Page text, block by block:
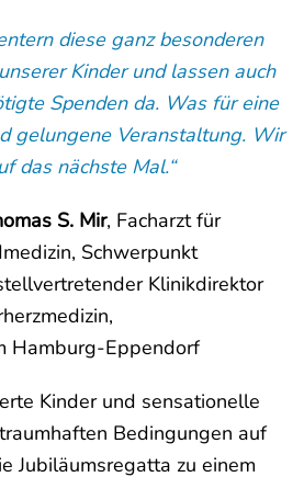
diese ganz besonderen
Kinder und lassen auch
Spenden da. Was für eine
gelungene Veranstaltung. Wir
das nächste Mal.“
S. Mir, Facharzt für
Schwerpunkt
Klinikdirektor
Hamburg-Eppendorf
Kinder und sensationelle
Bedingungen auf
Jubiläumsregatta zu einem